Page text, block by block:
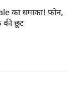
का धमाका! फोन,
की छूट